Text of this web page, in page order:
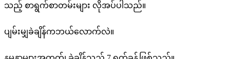
သည့် စာရွက်စာတမ်းများ လိုအပ်ပါသည်။
ပျမ်းမျှခဲချိန်ကဘယ်လောက်လဲ။